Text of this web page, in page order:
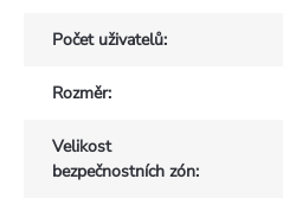
Počet uživatelů:
Rozměr:
Velikost
bezpečnostních zón: